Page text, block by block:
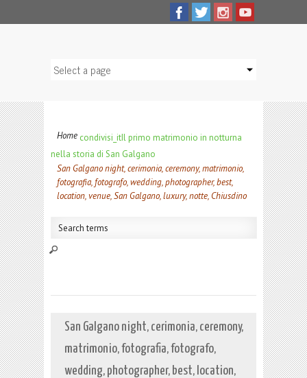
Home condivisi_itIl primo matrimonio in notturna
nella storia di San Galgano
San Galgano night, cerimonia, ceremony, matrimonio,
fotografia, fotografo, wedding, photographer, best,
location, venue, San Galgano, luxury, notte, Chiusdino
San Galgano night, cerimonia, ceremony,
matrimonio, fotografia, fotografo,
wedding, photographer, best, location,